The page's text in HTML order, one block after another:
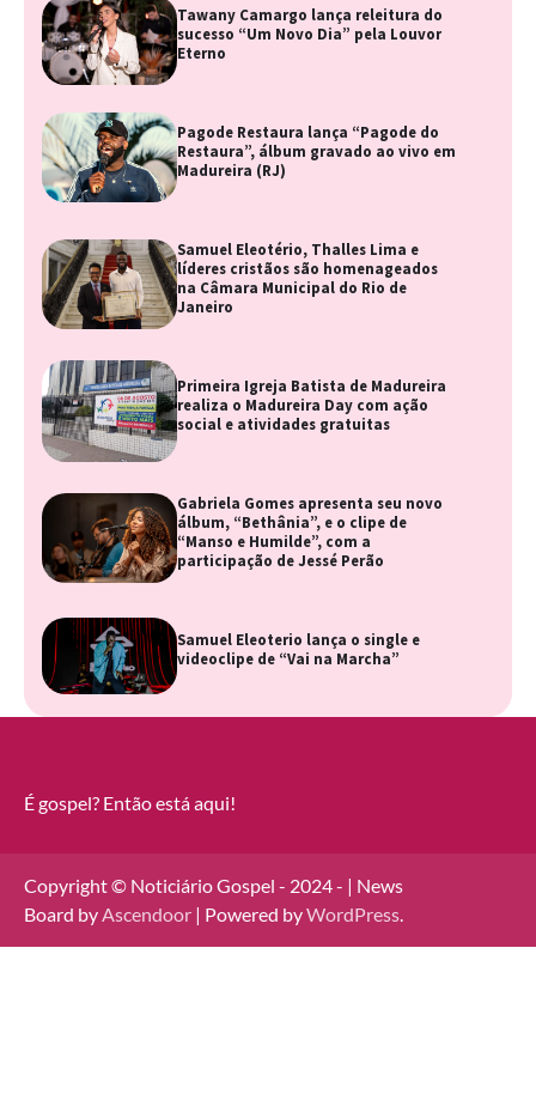
Tawany Camargo lança releitura do
sucesso “Um Novo Dia” pela Louvor
Eterno
Pagode Restaura lança “Pagode do
Restaura”, álbum gravado ao vivo em
Madureira (RJ)
Samuel Eleotério, Thalles Lima e
líderes cristãos são homenageados
na Câmara Municipal do Rio de
Janeiro
Primeira Igreja Batista de Madureira
realiza o Madureira Day com ação
social e atividades gratuitas
Gabriela Gomes apresenta seu novo
álbum, “Bethânia”, e o clipe de
“Manso e Humilde”, com a
participação de Jessé Perão
Samuel Eleoterio lança o single e
videoclipe de “Vai na Marcha”
É gospel? Então está aqui!
Copyright © Noticiário Gospel - 2024 - | News
Board by Ascendoor | Powered byWordPress